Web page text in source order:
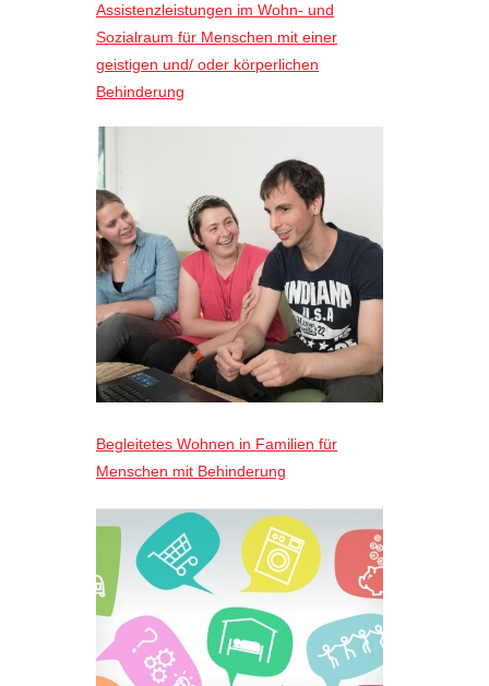
Assistenzleistungen im Wohn- und
Sozialraum für Menschen mit einer
geistigen und/ oder körperlichen
Behinderung
Begleitetes Wohnen in Familien für
Menschen mit Behinderung